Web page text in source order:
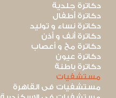
دكاترة جلدية
دكاترة أطفال
دكاترة نساء و توليد
دكاترة أنف و أذن
دكاترة مخ و أعصاب
دكاترة عيون
دكاترة باطنة
مستشفيات
مستشفيات فى القاهرة